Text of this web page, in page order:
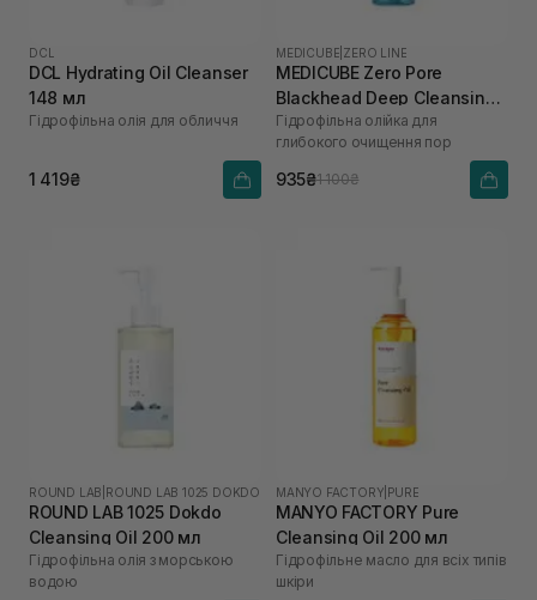
DCL
DCL Hydrating Oil Cleanser
148 мл
Гідрофільна олія для обличчя
1 419₴
MEDICUBE ZERO LINE
MEDICUBE Zero Pore
Blackhead Deep Cleansing
Oil 205 мл
Гідрофільна олійка для
глибокого очищення пор
935₴1 100₴
ROUND LAB ROUND LAB 1025 DOKDO
ROUND LAB 1025 Dokdo
Cleansing Oil 200 мл
Гідрофільна олія з морською
водою
MANYO FACTORY PURE
MANYO FACTORY Pure
Cleansing Oil 200 мл
Гідрофільне масло для всіх типів
шкіри